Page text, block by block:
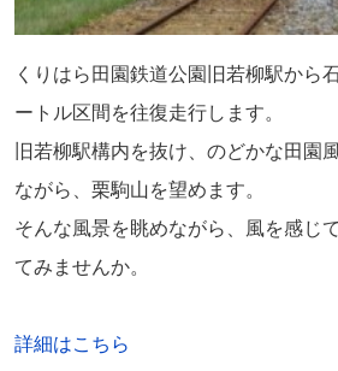
くりはら田園鉄道公園旧若柳駅から
ートル区間を往復走行します。
旧若柳駅構内を抜け、のどかな田園
ながら、栗駒山を望めます。
そんな風景を眺めながら、風を感じ
てみませんか。
詳細はこちら